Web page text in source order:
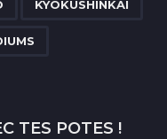
KYOKUSHINKAI
TES POTES !